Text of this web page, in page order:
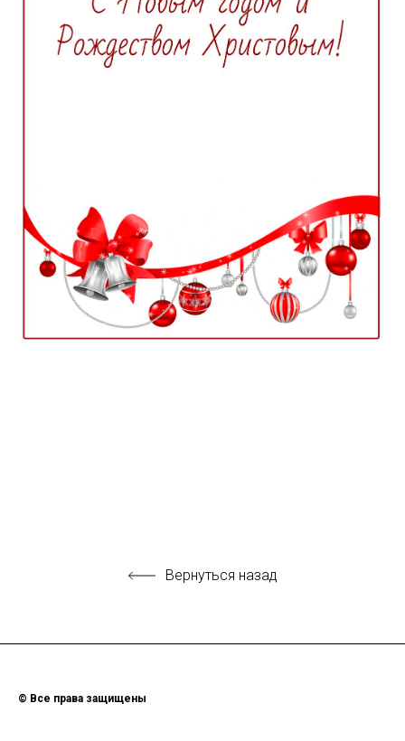
Вернуться назад
© Все права защищены